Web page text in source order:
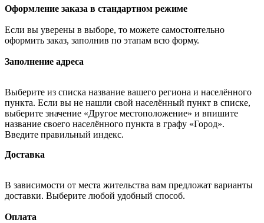
Оформление заказа в стандартном режиме
Если вы уверены в выборе, то можете самостоятельно
оформить заказ, заполнив по этапам всю форму.
Заполнение адреса
Выберите из списка название вашего региона и населённого
пункта. Если вы не нашли свой населённый пункт в списке,
выберите значение «Другое местоположение» и впишите
название своего населённого пункта в графу «Город».
Введите правильный индекс.
Доставка
В зависимости от места жительства вам предложат варианты
доставки. Выберите любой удобный способ.
Оплата